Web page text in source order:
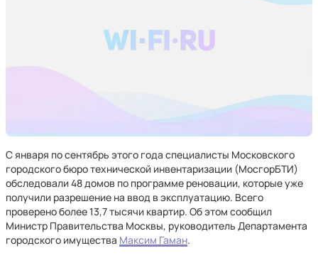
С января по сентябрь этого года специалисты Московского
городского бюро технической инвентаризации (МосгорБТИ)
обследовали 48 домов по программе реновации, которые уже
получили разрешение на ввод в эксплуатацию. Всего
проверено более 13,7 тысячи квартир. Об этом сообщил
Министр Правительства Москвы, руководитель Департамента
городского имущества Максим Гаман.